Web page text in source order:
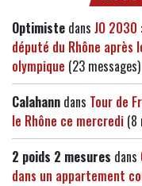
Optimiste dans JO
député du Rhône après
olympique (23 messages)
Calahann dans Tour de
le Rhône ce mercredi (8
2 poids 2 mesures dans
dans un appartement